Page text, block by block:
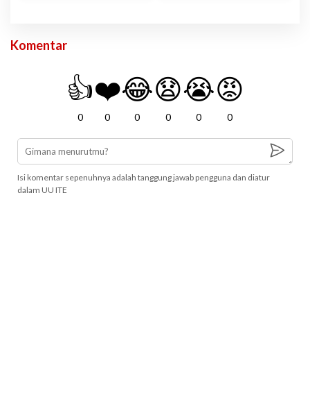
Komentar
👍
0
❤️
0
😂
0
😧
0
😭
0
😡
0
Isi komentar sepenuhnya adalah tanggung jawab pengguna dan diatur
dalam UU ITE